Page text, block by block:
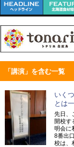
「講演」を含む一覧
いく
とは
先日、
開校す
明会に
8番出
校は、